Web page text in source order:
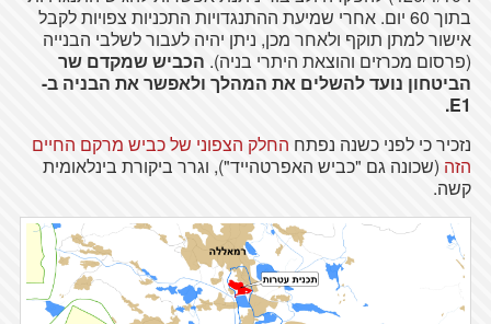
בתוך 60 יום. אחרי שמיעת ההתנגדויות התכניות צפויות לקבל
אישור למתן תוקף ולאחר מכן, ניתן יהיה לעבור לשלבי הבנייה
(פרסום מכרזים והוצאת היתרי בניה). הכביש שמקדם שר
הביטחון נועד להשלים את המהלך ולאפשר את הבניה ב-
E1.
נזכיר כי לפני כשנה נפתח החלק הצפוני של כביש מרקם החיים
הזה (שכונה גם "כביש האפרטהייד"), וגרר ביקורת בינלאומית
קשה.